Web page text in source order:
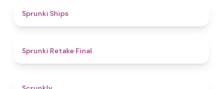
Sprunki Ships
Sprunki Retake Final